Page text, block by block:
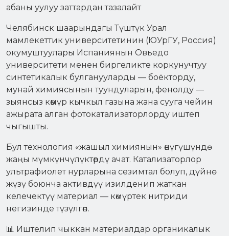
абаны уулуу заттардан тазалайт
Челябинск шаарындагы Түштүк Урал
мамлекеттик университетинин (ЮУрГУ, Россия)
окумуштуулары Испаниянын Овьедо
университети менен биргеликте коркунучтуу
синтетикалык булганууларды — боёкторду,
мунай химиясынын туундуларын, фенолду —
зыянсыз көмүр кычкыл газына жана сууга чейин
ажырата алган фотокатализаторлорду иштеп
чыгышты.
Бул технология «жашыл химиянын» өнүгүшүндө
жаңы мүмкүнчүлүктөрдү ачат. Катализаторлор
ультрафиолет нурларына сезимтал болуп, дүйнө
жүзү боюнча активдүү изилденип жаткан
келечектүү материал — көмүртек нитриди
негизинде түзүлгөн.
📊 Иштелип чыккан материалдар органикалык